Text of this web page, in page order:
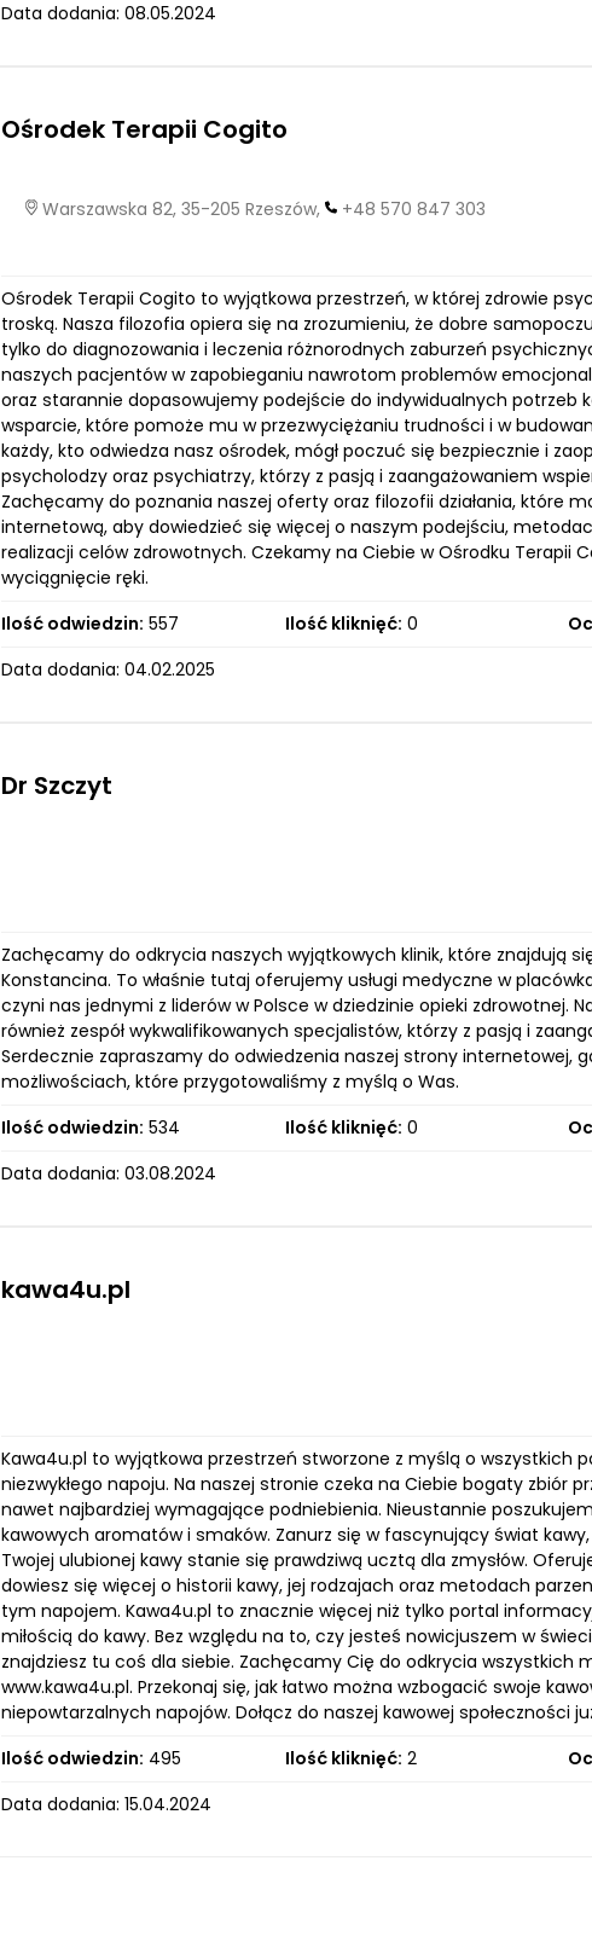
Data dodania: 08.05.2024
Ośrodek Terapii Cogito
Warszawska 82, 35-205 Rzeszów, +48 570 847 303
Ośrodek Terapii Cogito to wyjątkowa przestrzeń, w której zdrowie
troską. Nasza filozofia opiera się na zrozumieniu, że dobre
tylko do diagnozowania i leczenia różnorodnych zaburzeń
naszych pacjentów w zapobieganiu nawrotom problemów
oraz starannie dopasowujemy podejście do indywidualnych potrzeb
wsparcie, które pomoże mu w przezwyciężaniu trudności i w
każdy, kto odwiedza nasz ośrodek, mógł poczuć się bezpiecznie i
psycholodzy oraz psychiatrzy, którzy z pasją i zaangażowaniem
Zachęcamy do poznania naszej oferty oraz filozofii działania, które
internetową, aby dowiedzieć się więcej o naszym podejściu,
realizacji celów zdrowotnych. Czekamy na Ciebie w Ośrodku Terapii
wyciągnięcie ręki.
Ilość odwiedzin: 557 Ilość kliknięć: 0
Data dodania: 04.02.2025
Dr Szczyt
Zachęcamy do odkrycia naszych wyjątkowych klinik, które znajdują
Konstancina. To właśnie tutaj oferujemy usługi medyczne w
czyni nas jednymi z liderów w Polsce w dziedzinie opieki
również zespół wykwalifikowanych specjalistów, którzy z pasją i
Serdecznie zapraszamy do odwiedzenia naszej strony internetowej,
możliwościach, które przygotowaliśmy z myślą o Was.
Ilość odwiedzin: 534 Ilość kliknięć: 0
Data dodania: 03.08.2024
kawa4u.pl
Kawa4u.pl to wyjątkowa przestrzeń stworzone z myślą o wszystkich
niezwykłego napoju. Na naszej stronie czeka na Ciebie bogaty zbiór
nawet najbardziej wymagające podniebienia. Nieustannie
kawowych aromatów i smaków. Zanurz się w fascynujący świat
Twojej ulubionej kawy stanie się prawdziwą ucztą dla zmysłów.
dowiesz się więcej o historii kawy, jej rodzajach oraz metodach
tym napojem. Kawa4u.pl to znacznie więcej niż tylko portal
miłością do kawy. Bez względu na to, czy jesteś nowicjuszem w
znajdziesz tu coś dla siebie. Zachęcamy Cię do odkrycia wszystkich
www.kawa4u.pl. Przekonaj się, jak łatwo można wzbogacić swoje
niepowtarzalnych napojów. Dołącz do naszej kawowej społeczności
Ilość odwiedzin: 495 Ilość kliknięć: 2
Data dodania: 15.04.2024